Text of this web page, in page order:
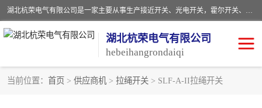
湖北杭荣电气有限公司是一家主要从事生产接近开关、光电开关，霍尔开关、两级跑偏开关、双向拉绳开关、速度监测器、皮带打滑开关、阻旋式料位开关、皮带纵向撕裂开关、溜槽堵塞开关、声光报警器、矿用磁性井筒开关等，主营行业：电气设备、仪器仪表制造, 高低压电器，成套电气设备，矿用防爆机电设备，皮带机综合保护系统，防爆电器，传感器，工矿配件，电器配件，自动化工业机器人的研发，制造，加工销售。
湖北杭荣电气有限公司
hebeihangrondaiqi
当前位置： 首页 > 供应商机 > 拉绳开关 > SLF-A-II拉绳开关